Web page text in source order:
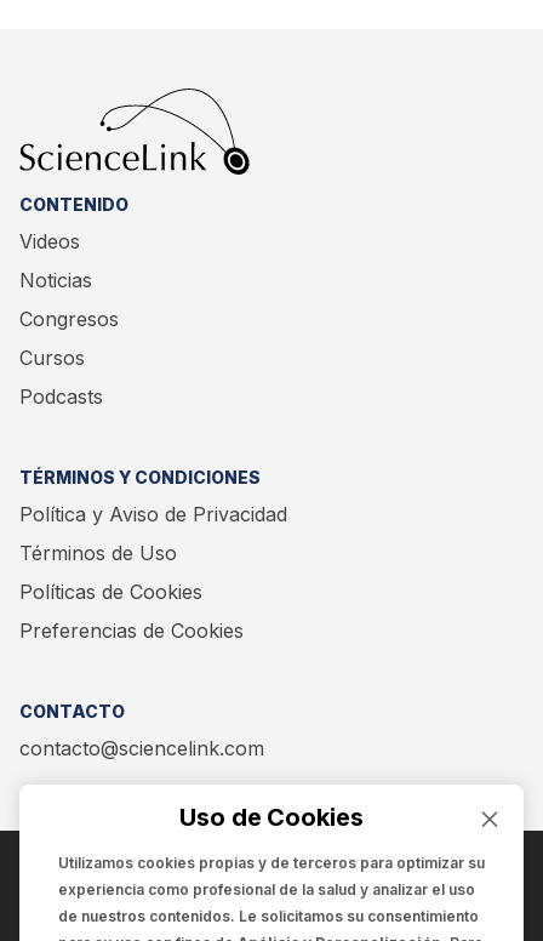
CONTENIDO
Videos
Noticias
Congresos
Cursos
Podcasts
TÉRMINOS Y CONDICIONES
Política y Aviso de Privacidad
Términos de Uso
Políticas de Cookies
Preferencias de Cookies
CONTACTO
contacto@sciencelink.com
ENCUÉNTRANOS EN:
Uso de Cookies
Utilizamos cookies propias y de terceros para optimizar su
experiencia como profesional de la salud y analizar el uso
de nuestros contenidos. Le solicitamos su consentimiento